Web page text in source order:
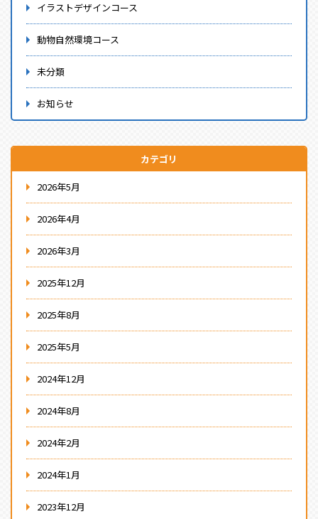
イラストデザインコース
動物自然環境コース
未分類
お知らせ
カテゴリ
2026年5月
2026年4月
2026年3月
2025年12月
2025年8月
2025年5月
2024年12月
2024年8月
2024年2月
2024年1月
2023年12月